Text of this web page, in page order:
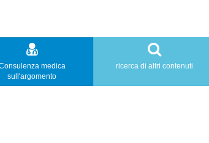
medica
sull'argomento
ricerca di altri contenuti